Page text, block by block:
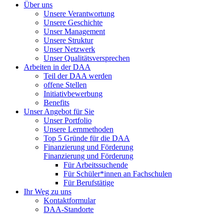
Über uns
Unsere Verantwortung
Unsere Geschichte
Unser Management
Unsere Struktur
Unser Netzwerk
Unser Qualitätsversprechen
Arbeiten in der DAA
Teil der DAA werden
offene Stellen
Initiativbewerbung
Benefits
Unser Angebot für Sie
Unser Portfolio
Unsere Lernmethoden
Top 5 Gründe für die DAA
Finanzierung und Förderung
Finanzierung und Förderung
Für Arbeitssuchende
Für Schüler*innen an Fachschulen
Für Berufstätige
Ihr Weg zu uns
Kontaktformular
DAA-Standorte